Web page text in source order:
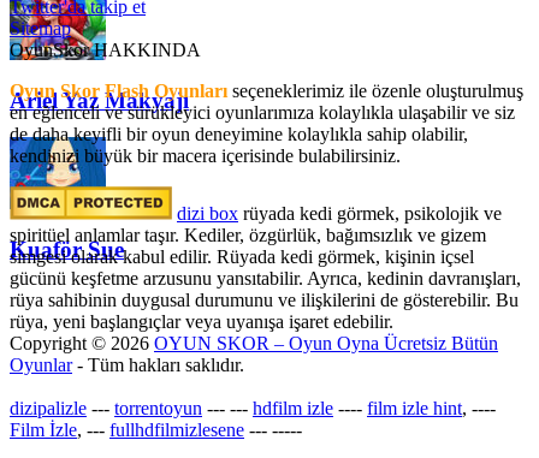
Ariel Yaz Makyajı
Kuaför Sue
Twitter'da takip et
Sitemap
OyunSkor HAKKINDA
Oyun Skor Flash Oyunları seçeneklerimiz ile özenle oluşturulmuş
en eğlenceli ve sürükleyici oyunlarımıza kolaylıkla ulaşabilir ve siz
de daha keyifli bir oyun deneyimine kolaylıkla sahip olabilir,
kendinizi büyük bir macera içerisinde bulabilirsiniz.
dizi box rüyada kedi görmek​, psikolojik ve
spiritüel anlamlar taşır. Kediler, özgürlük, bağımsızlık ve gizem
simgesi olarak kabul edilir. Rüyada kedi görmek, kişinin içsel
gücünü keşfetme arzusunu yansıtabilir. Ayrıca, kedinin davranışları,
rüya sahibinin duygusal durumunu ve ilişkilerini de gösterebilir. Bu
rüya, yeni başlangıçlar veya uyanışa işaret edebilir.
Copyright © 2026 OYUN SKOR – Oyun Oyna Ücretsiz Bütün
Oyunlar- Tüm hakları saklıdır.
dizipalizle --- torrentoyun --- --- hdfilm izle ---- film izle hint, ----
Film İzle, --- fullhdfilmizlesene --- -----